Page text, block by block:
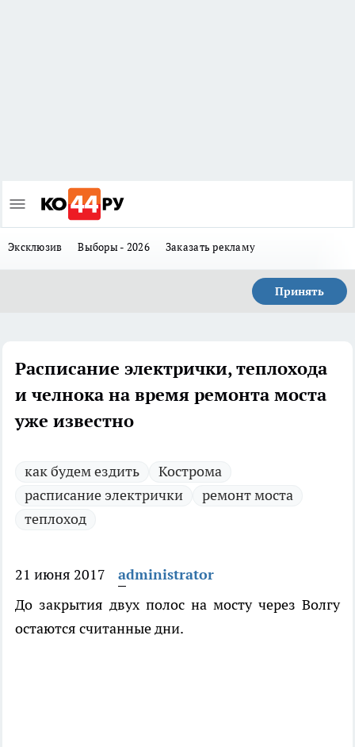
Эксклюзив Выборы - 2026 Заказать рекламу
Принять
Расписание электрички, теплохода
и челнока на время ремонта моста
уже известно
как будем ездить
Кострома
расписание электрички
ремонт моста
теплоход
21 июня 2017
administrator
До закрытия двух полос на мосту через Волгу
остаются считанные дни.